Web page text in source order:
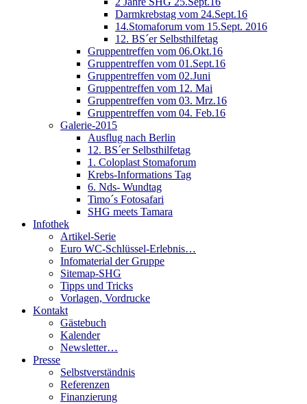
Darmkrebstag vom 24.Sept.16
14.Stomaforum vom 15.Sept. 2016
12. BS´er Selbsthilfetag
Gruppentreffen vom 06.Okt.16
Gruppentreffen vom 01.Sept.16
Gruppentreffen vom 02.Juni
Gruppentreffen vom 12. Mai
Gruppentreffen vom 03. Mrz.16
Gruppentreffen vom 04. Feb.16
Galerie-2015
Ausflug nach Berlin
12. BS´er Selbsthilfetag
1. Coloplast Stomaforum
Krebs-Informations Tag
6. Nds- Wundtag
Timo´s Fotosafari
SHG meets Tamara
Infothek
Artikel-Serie
Euro WC-Schlüssel-Erlebnis…
Infomaterial der Gruppe
Sitemap-SHG
Tipps und Tricks
Vorlagen, Vordrucke
Kontakt
Gästebuch
Kalender
Newsletter…
Presse
Selbstverständnis
Referenzen
Finanzierung